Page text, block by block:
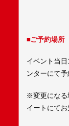
■ご予約場所
イベント当
ンターにて
※変更になる
イートにてお